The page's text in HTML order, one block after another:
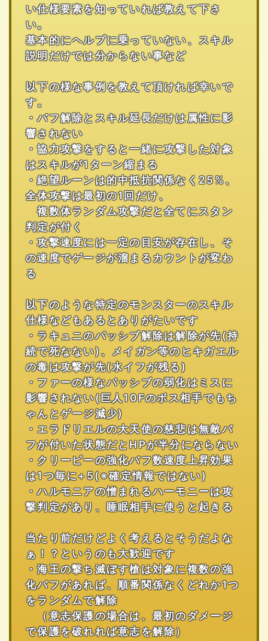
い仕様要素を知っていれば教えて下さ
い。
基本的にヘルプに乗っていない、スキル
説明だけでは分からない事など
以下の様な事例を教えて頂ければ幸いで
す。
・バフ解除とスキル延長だけは属性に影
響されない
・協力攻撃をすると一緒に攻撃した対象
はスキルが1ターン縮まる
・絶望ルーンは的中抵抗関係なく25%、
全体攻撃は最初の1回だけ、
複数体ランダム攻撃だと全てにスタン
判定が付く
・攻撃速度には一定の目安が存在し、そ
の速度でゲージが溜まるカウントが変わ
る
以下のような特定のモンスターのスキル
仕様などもあるとありがたいです
・ラキュニのパッシブ解除は解除が先(持
続で死なない)、メイガン等のヒキガエル
の毒は攻撃が先(水イフが残る)
・ファーの様なパッシブの弱化はミスに
影響されない(巨人10Fのボス相手でもち
ゃんとゲージ減少)
・エラドリエルの大天使の慈悲は無敵バ
フが付いた状態だとHPが半分にならない
・クリーピーの強化バフ数速度上昇効果
は1つ毎に+5(※確定情報ではない)
・ハルモニアの憎まれるハーモニーは攻
撃判定があり、睡眠相手に使うと起きる
当たり前だけどよく考えるとそうだよな
ぁ！？というのも大歓迎です
・海王の撃ち滅ぼす槍は対象に複数の強
化バフがあれば、順番関係なくどれか1つ
をランダムで解除
（意志保護の場合は、最初のダメージ
で保護を破れれば意志を解除）